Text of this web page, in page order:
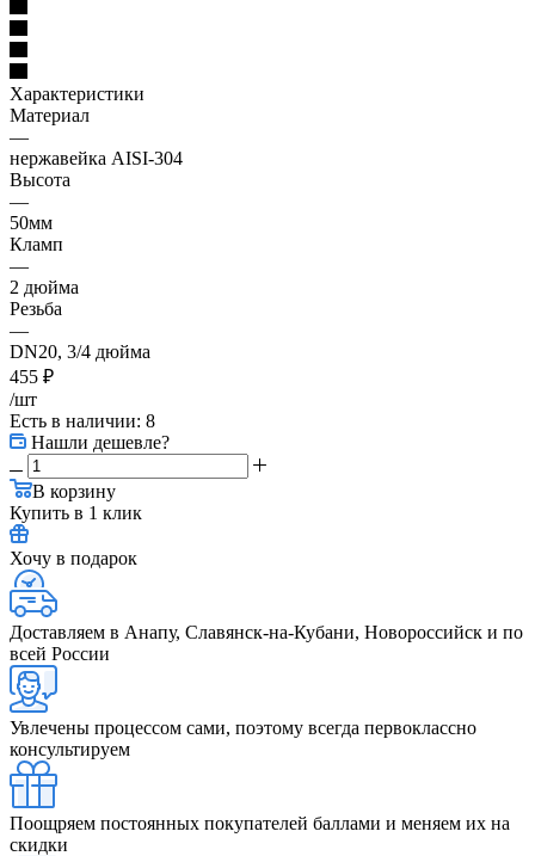
Характеристики
Материал
—
нержавейка AISI-304
Высота
—
50мм
Кламп
—
2 дюйма
Резьба
—
DN20, 3/4 дюйма
455 ₽
/шт
Есть в наличии: 8
Нашли дешевле?
В корзину
Купить в 1 клик
Хочу в подарок
Доставляем в Анапу, Славянск-на-Кубани, Новороссийск и по
всей России
Увлечены процессом сами, поэтому всегда первоклассно
консультируем
Поощряем постоянных покупателей баллами и меняем их на
скидки